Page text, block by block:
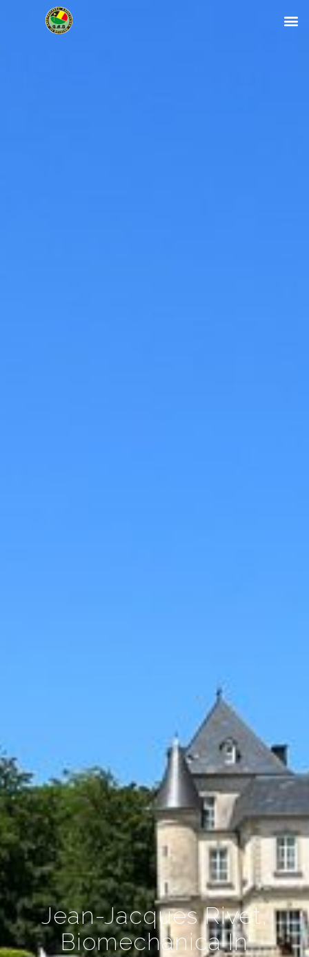
Jean-Jacques Rivet,
Biomechanica In